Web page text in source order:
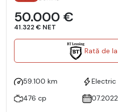
50.000 €
41.322 € NET
Rată de
59.100 km Electric
476 cp
07.2022